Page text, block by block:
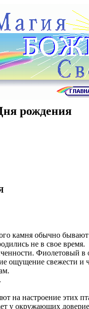
рождения
камня обычно
не в свое время.
Фиолетовый
ощущение свежести и
на настроение этих
у окружающих